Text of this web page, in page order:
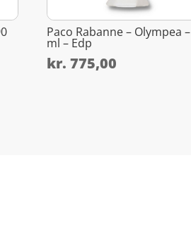
Paco Rabanne – Olympea
ml – Edp
kr. 775,00